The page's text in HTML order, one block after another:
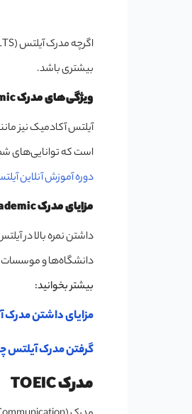
بیشتری باشد.
ویژگی‌های مدرک IELTS Academic
آیلتس آکادمیک نیز
است که توانایی‌های
دوره آموزش آنلاین
مزایای مدرک IELTS Academic
داشتن نمره بالا در
دانشگاه‌ها و موسسات
بیشتر بخوانید:
مزایای داشتن مدرک
گرفتن مدرک آیلتس
مدرک TOEIC